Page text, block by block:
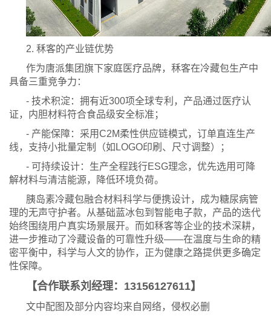
2. 秝客的产业链优势
作为唐派集团旗下家庭医疗品牌，秝客在冷藏包生产中
具备三重竞争力：
- 技术积淀：拥有近300项全球专利，产品通过医疗认
证，内胆材料符合食品级安全标准；
- 产能保障：采用C2M柔性供应链模式，订单直连生产
线，支持小批量定制（如LOGO印刷、尺寸调整）；
- 可持续设计：生产全程践行ESG理念，优先选用可降
解材料与清洁能源，降低环境负荷。
胰岛素冷藏包融合材料科学与便携设计，成为糖尿病管
理的无声守护者。从基础蓝冰包到智能电子款，产品的迭代
始终围绕用户真实场景展开。而如秝客等企业的技术深耕，
进一步推动了冷藏设备的可靠性升级——在温度与生命的精
密平衡中，科学与人文的协作，正为健康之路提供更多确定
性保障。
【合作联系刘经理：13156127611】
文中配图及部分内容均来自网络，侵权必删